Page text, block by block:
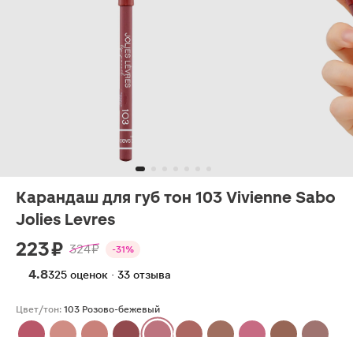
Карандаш для губ тон 103 Vivienne Sabo
Jolies Levres
223 ₽ 324 ₽ -31%
4.8325 оценок · 33 отзыва
Цвет/тон: 103 Розово-бежевый